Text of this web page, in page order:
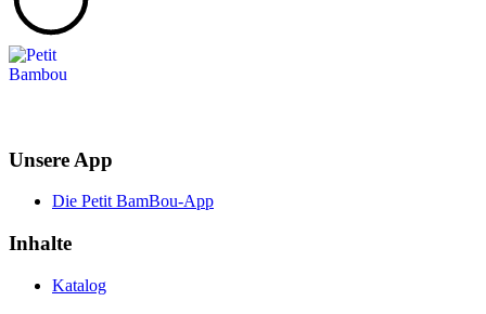
Unsere App
Die Petit BamBou-App
Inhalte
Katalog